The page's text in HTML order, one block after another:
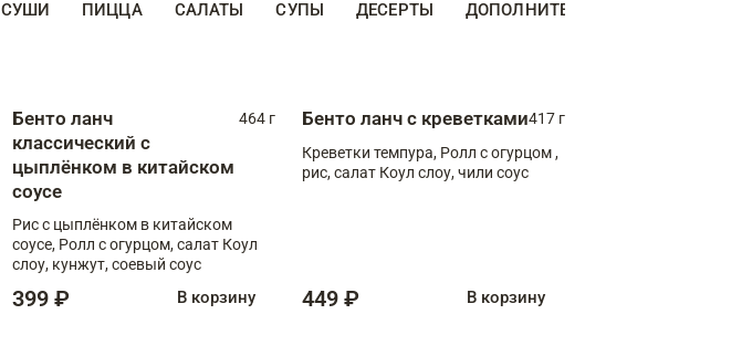
СУШИ ПИЦЦА САЛАТЫ СУПЫ ДЕСЕРТЫ ДОПОЛНИТЕЛЬНО
Бенто ланч
классический с
цыплёнком в китайском
соусе
464 г
Рис с цыплёнком в китайском
соусе, Ролл с огурцом, салат Коул
слоу, кунжут, соевый соус
399 ₽ В корзину
Бенто ланч с креветками417 г
Креветки темпура, Ролл с огурцом ,
рис, салат Коул слоу, чили соус
449 ₽ В корзину